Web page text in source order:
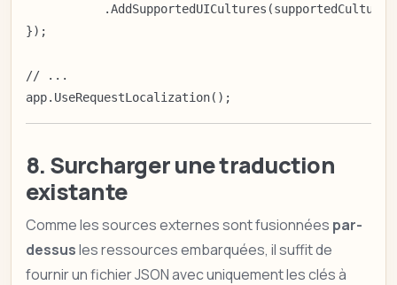
});
// ...
app.UseRequestLocalization();
8. Surcharger une traduction
existante
Comme les sources externes sont fusionnées par-
dessusles ressources embarquées, il suffit de
fournir un fichier JSON avec uniquement les clés à